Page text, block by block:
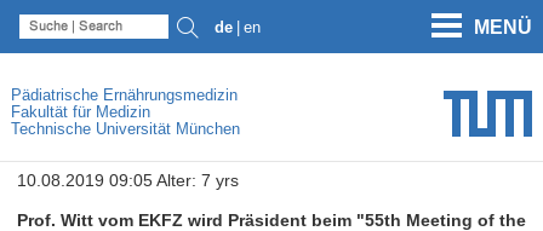
de en MENÜ
Pädiatrische Ernährungsmedizin
Fakultät für Medizin
Technische Universität München
10.08.2019 09:05 Alter: 7 yrs
Prof. Witt vom EKFZ wird Präsident beim "55th Meeting of the